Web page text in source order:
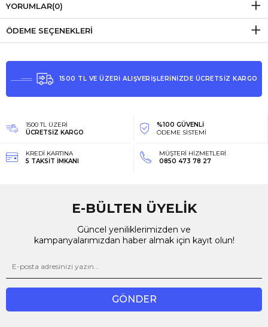
YORUMLAR(0)
ÖDEME SEÇENEKLERI
1500 TL VE ÜZERİ ALIŞVERİŞLERİNİZDE ÜCRETSİZ KARGO
1500 TL ÜZERİ
ÜCRETSİZ KARGO
%100 GÜVENLİ
ÖDEME SİSTEMİ
KREDİ KARTINA
5 TAKSİT İMKANI
MÜŞTERİ HİZMETLERİ
0850 473 78 27
E-BÜLTEN ÜYELİK
Güncel yeniliklerimizden ve
kampanyalarımızdan haber almak için kayıt olun!
GÖNDER